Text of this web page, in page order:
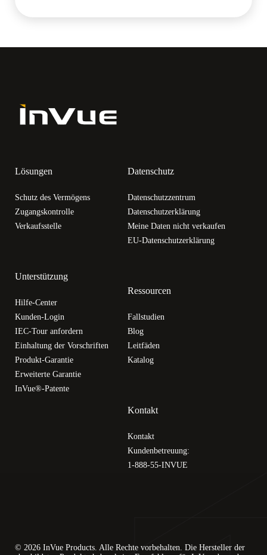
Lösungen
Schutz des Vermögens
Zugangskontrolle
Verkaufsstelle
Unterstützung
Hilfe-Center
Kunden-Login
IEC-Tour anfordern
Einhaltung der Vorschriften
Produkt-Garantie
Erweiterte Garantie
InVue®-Patente
Datenschutz
Datenschutzzentrum
Datenschutzerklärung
Meine Daten nicht verkaufen
EU-Datenschutzerklärung
Ressourcen
Fallstudien
Blog
Leitfäden
Katalog
Kontakt
Kontakt
Kundenbetreuung:
1-888-55-INVUE
© 2026 InVue Products. Alle Rechte vorbehalten. Die Hersteller der